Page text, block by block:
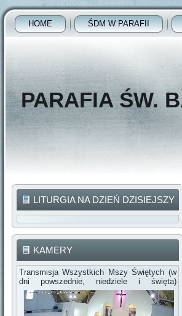
HOME ŚDM W PARAFII
PARAFIA ŚW.
LITURGIA NA DZIEŃ DZISIEJSZY
KAMERY
Transmisja Wszystkich Mszy Świętych (w
dni powszednie, niedziele i święta)